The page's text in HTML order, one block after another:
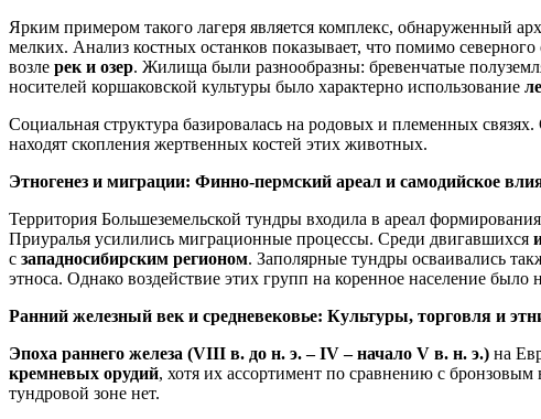
Ярким примером такого лагеря является комплекс, обнаруженный
мелких. Анализ костных останков показывает, что помимо северного
возле рек и озер. Жилища были разнообразны: бревенчатые
носителей коршаковской культуры было характерно использование
Социальная структура базировалась на родовых и племенных
находят скопления жертвенных костей этих животных.
Этногенез и миграции: Финно-пермский ареал и самодийское
Территория Большеземельской тундры входила в ареал
Приуралья усилились миграционные процессы. Среди двигавшихся
с западносибирским регионом. Заполярные тундры осваивались
этноса. Однако воздействие этих групп на коренное население
Ранний железный век и средневековье: Культуры, торговля и
Эпоха раннего железа (VIII в. до н. э. – IV – начало V в. н. э.) на
кремневых орудий, хотя их ассортимент по сравнению с бронзовым
тундровой зоне нет.